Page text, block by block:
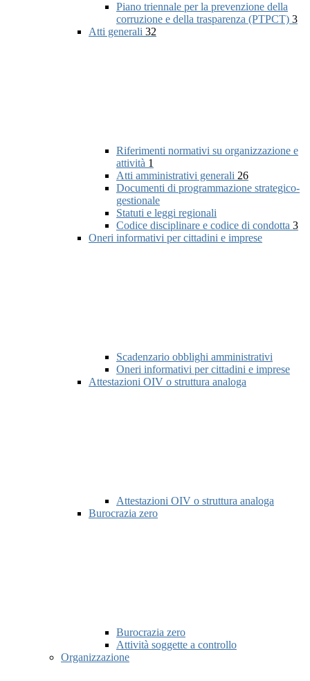
Piano triennale per la prevenzione della
corruzione e della trasparenza (PTPCT) 3
Atti generali 32
Riferimenti normativi su organizzazione e
attività 1
Atti amministrativi generali 26
Documenti di programmazione strategico-
gestionale
Statuti e leggi regionali
Codice disciplinare e codice di condotta 3
Oneri informativi per cittadini e imprese
Scadenzario obblighi amministrativi
Oneri informativi per cittadini e imprese
Attestazioni OIV o struttura analoga
Attestazioni OIV o struttura analoga
Burocrazia zero
Burocrazia zero
Attività soggette a controllo
Organizzazione